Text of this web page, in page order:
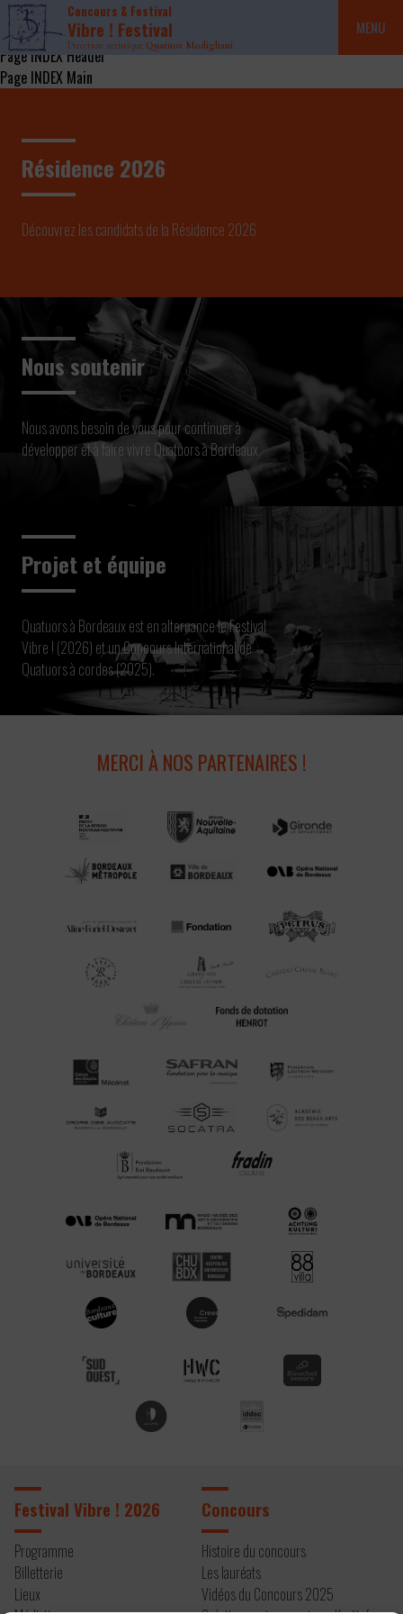
Concours & Festival
Vibre ! Festival
Direction artistique Quatuor Modigliani
MENU
Page INDEX Header
Page INDEX Main
Résidence 2026
Découvrez les candidats de la Résidence 2026
Nous soutenir
Nous avons besoin de vous pour continuer à
développer et à faire vivre Quatuors à Bordeaux
Projet et équipe
Quatuors à Bordeaux est en alternance le Festival
Vibre ! (2026) et un Concours International de
Quatuors à cordes (2025).
MERCI À NOS PARTENAIRES !
Festival Vibre ! 2026
Programme
Billetterie
Lieux
Concours
Histoire du concours
Les lauréats
Vidéos du Concours 2025